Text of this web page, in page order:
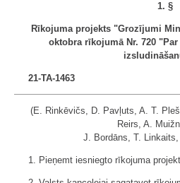
1. §
Rīkojuma projekts "Grozījumi
oktobra rīkojumā Nr. 720
21-TA-1463
(E. Rinkēvičs, D. Pavļuts, A. T.
Reirs, A.
J. Bordāns, T.
1. Pieņemt iesniegto rīkojuma